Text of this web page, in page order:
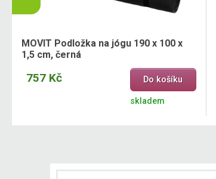
MOVIT Podložka na jógu 190 x 100 x
1,5 cm, černá
757 Kč Do košíku
skladem